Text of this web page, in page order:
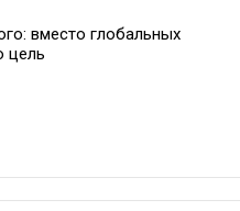
вместо глобальных
цель